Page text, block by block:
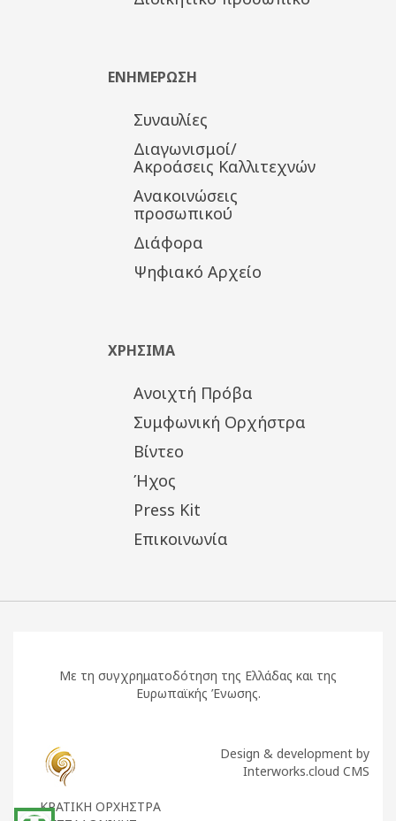
ΕΝΗΜΕΡΩΣΗ
Συναυλίες
Διαγωνισμοί/
Ακροάσεις Καλλιτεχνών
Ανακοινώσεις
προσωπικού
Διάφορα
Ψηφιακό Αρχείο
ΧΡΗΣΙΜΑ
Ανοιχτή Πρόβα
Συμφωνική Ορχήστρα
Βίντεο
Ήχος
Press Kit
Επικοινωνία
Με τη συγχρηματοδότηση της Ελλάδας και της
Ευρωπαϊκής Ένωσης.
ΚΡΑΤΙΚΗ ΟΡΧΗΣΤΡΑ
Design & development by
Interworks.cloud CMS